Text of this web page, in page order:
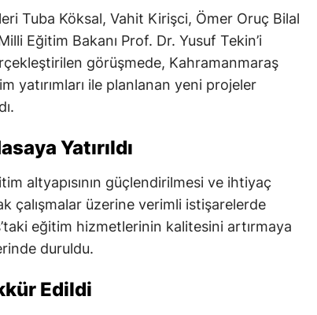
Tuba Köksal, Vahit Kirişci, Ömer Oruç Bilal
Eğitim Bakanı Prof. Dr. Yusuf Tekin’i
görüşmede, Kahramanmaraş
yatırımları ile planlanan yeni projeler
Yatırıldı
altyapısının güçlendirilmesi ve ihtiyaç
çalışmalar üzerine verimli istişarelerde
eğitim hizmetlerinin kalitesini artırmaya
duruldu.
Edildi